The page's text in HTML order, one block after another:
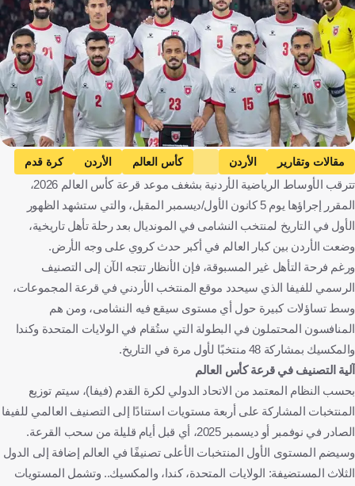
مقالات وتقارير الأردن كأس العالم الأردن كرة قدم
تترقب الأوساط الرياضية الأردنية بشغف موعد قرعة كأس العالم 2026،
المقرر إجراؤها يوم 5 كانون الأول/ديسمبر المقبل، والتي ستشهد الظهور
الأول في التاريخ لمنتخب النشامى في المونديال بعد رحلة تأهل تاريخية،
وضعت الأردن بين كبار العالم في أكبر حدث كروي على وجه الأرض.
ورغم فرحة التأهل غير المسبوقة، فإن الأنظار تتجه الآن إلى التصنيف
الرسمي للفيفا الذي سيحدد موقع المنتخب الأردني في قرعة المجموعات،
وسط تساؤلات كبيرة حول أي مستوى سيقع فيه النشامى، ومن هم
المنافسون المحتملون في البطولة التي ستُقام في الولايات المتحدة وكندا
والمكسيك بمشاركة 48 منتخبًا لأول مرة في التاريخ.
آلية التصنيف في قرعة كأس العالم
بحسب النظام المعتمد من الاتحاد الدولي لكرة القدم (فيفا)، سيتم توزيع
المنتخبات المشاركة على أربعة مستويات استنادًا إلى التصنيف العالمي للفيفا
الصادر في نوفمبر أو ديسمبر 2025، أي قبل أيام قليلة من سحب القرعة.
وسيضم المستوى الأول المنتخبات الأعلى تصنيفًا في العالم إضافة إلى الدول
الثلاث المستضيفة: الولايات المتحدة، كندا، والمكسيك.. وتشمل المستويات